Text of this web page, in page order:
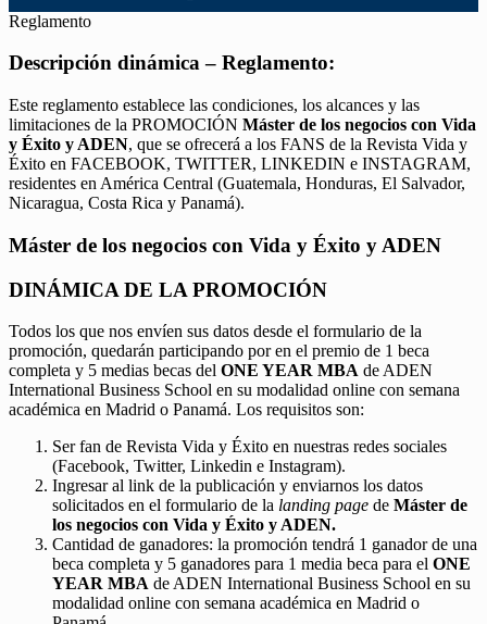
Reglamento
Descripción dinámica – Reglamento:
Este reglamento establece las condiciones, los alcances y las
limitaciones de la PROMOCIÓN Máster de los negocios con Vida
y Éxito y ADEN, que se ofrecerá a los FANS de la Revista Vida y
Éxito en FACEBOOK, TWITTER, LINKEDIN e INSTAGRAM,
residentes en América Central (Guatemala, Honduras, El Salvador,
Nicaragua, Costa Rica y Panamá).
Máster de los negocios con Vida y Éxito y ADEN
DINÁMICA DE LA PROMOCIÓN
Todos los que nos envíen sus datos desde el formulario de la
promoción, quedarán participando por en el premio de 1 beca
completa y 5 medias becas del ONE YEAR MBA de ADEN
International Business School en su modalidad online con semana
académica en Madrid o Panamá. Los requisitos son:
Ser fan de Revista Vida y Éxito en nuestras redes sociales
(Facebook, Twitter, Linkedin e Instagram).
Ingresar al link de la publicación y enviarnos los datos
solicitados en el formulario de la landing page de Máster de
los negocios con Vida y Éxito y ADEN.
Cantidad de ganadores: la promoción tendrá 1 ganador de una
beca completa y 5 ganadores para 1 media beca para el ONE
YEAR MBA de ADEN International Business School en su
modalidad online con semana académica en Madrid o